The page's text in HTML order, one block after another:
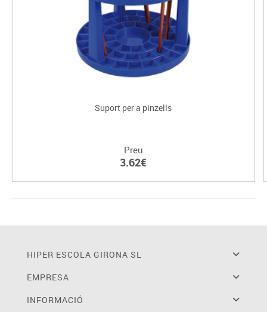
Suport per a pinzells
Preu
3.62€
HIPER ESCOLA GIRONA SL
EMPRESA
INFORMACIÓ